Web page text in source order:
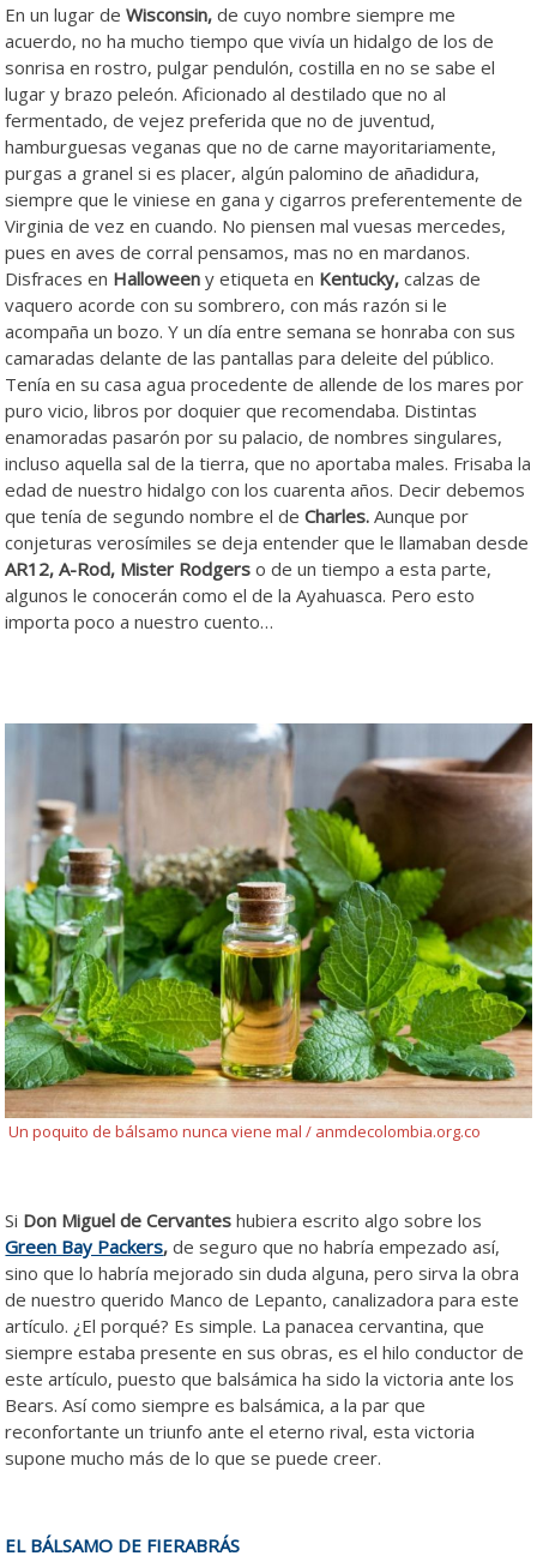
En un lugar deWisconsin, de cuyo nombre siempre me
acuerdo, no ha mucho tiempo que vivía un hidalgo de los de
sonrisa en rostro, pulgar pendulón, costilla en no se sabe el
lugar y brazo peleón. Aficionado al destilado que no al
fermentado, de vejez preferida que no de juventud,
hamburguesas veganas que no de carne mayoritariamente,
purgas a granel si es placer, algún palomino de añadidura,
siempre que le viniese en gana y cigarros preferentemente de
Virginia de vez en cuando. No piensen mal vuesas mercedes,
pues en aves de corral pensamos, mas no en mardanos.
Disfraces en Halloween y etiqueta en Kentucky, calzas de
vaquero acorde con su sombrero, con más razón si le
acompaña un bozo. Y un día entre semana se honraba con sus
camaradas delante de las pantallas para deleite del público.
Tenía en su casa agua procedente de allende de los mares por
puro vicio, libros por doquier que recomendaba. Distintas
enamoradas pasarón por su palacio, de nombres singulares,
incluso aquella sal de la tierra, que no aportaba males. Frisaba la
edad de nuestro hidalgo con los cuarenta años. Decir debemos
que tenía de segundo nombre el deCharles. Aunque por
conjeturas verosímiles se deja entender que le llamaban desde
AR12, A-Rod, Mister Rodgers o de un tiempo a esta parte,
algunos le conocerán como el de la Ayahuasca. Pero esto
importa poco a nuestro cuento…
Un poquito de bálsamo nunca viene mal / anmdecolombia.org.co
Si Don Miguel de Cervantes hubiera escrito algo sobre los
Green Bay Packers, de seguro que no habría empezado así,
sino que lo habría mejorado sin duda alguna, pero sirva la obra
de nuestro querido Manco de Lepanto, canalizadora para este
artículo. ¿El porqué? Es simple. La panacea cervantina, que
siempre estaba presente en sus obras, es el hilo conductor de
este artículo, puesto que balsámica ha sido la victoria ante los
Bears. Así como siempre es balsámica, a la par que
reconfortante un triunfo ante el eterno rival, esta victoria
supone mucho más de lo que se puede creer.
EL BÁLSAMO DE FIERABRÁS